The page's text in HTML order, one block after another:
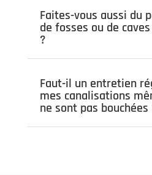
Faites-vous aussi du
de fosses ou de
?
Faut-il un entretien
mes canalisations
ne sont pas bouchées